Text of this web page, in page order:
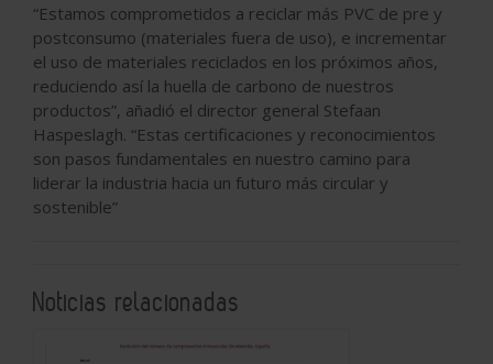
“Estamos comprometidos a reciclar más PVC de pre y
postconsumo (materiales fuera de uso), e incrementar
el uso de materiales reciclados en los próximos años,
reduciendo así la huella de carbono de nuestros
productos”, añadió el director general Stefaan
Haspeslagh. “Estas certificaciones y reconocimientos
son pasos fundamentales en nuestro camino para
liderar la industria hacia un futuro más circular y
sostenible”
Noticias relacionadas